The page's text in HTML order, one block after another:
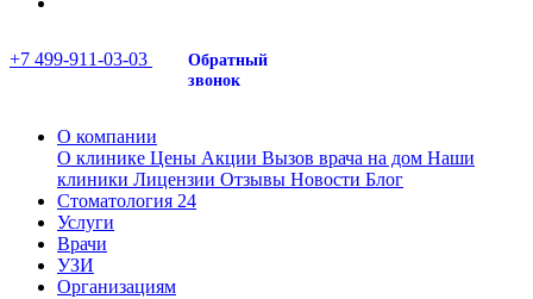
+7 499-911-03-03
Обратный
звонок
О компании
О клинике Цены Акции Вызов врача на дом Наши
клиники Лицензии Отзывы Новости Блог
Стоматология 24
Услуги
Врачи
УЗИ
Организациям